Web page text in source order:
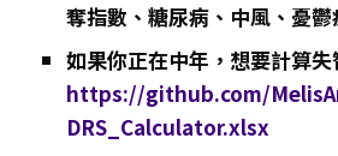
奪指數、糖尿病、中風、憂
如果你正在中年，想要計算
https://github.com/
DRS_Calculator.xlsx